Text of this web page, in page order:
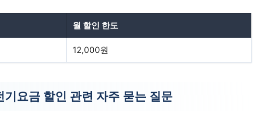
월 할인 한도
12,000원
기요금 할인 관련 자주 묻는 질문